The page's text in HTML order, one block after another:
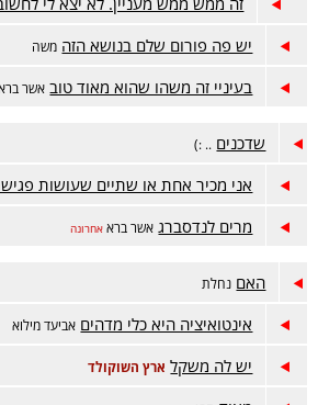
יש פה פורום שלם בנושא הזה משה
בעיניי זה משהו שהוא מאוד טוב אשר
שדכנים .. :)
אני מכיר אחת או שתיים שעושות
מרים לנדסברג אשר ברא אחרונה
האם נחלת
אינטואיציה היא כלי מדהים אביעד מילוא
יש לה משקל ארץ השוקולד